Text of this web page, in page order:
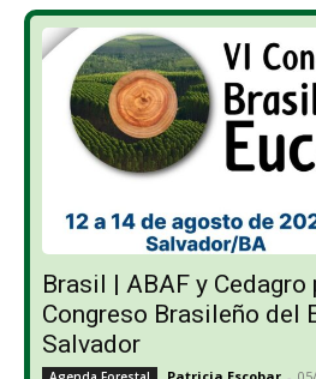
Brasil | ABAF y Cedagro
Congreso Brasileño del
Salvador